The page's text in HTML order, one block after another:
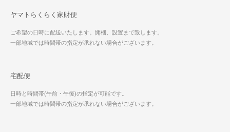
ヤマトらくらく家財便
ご希望の日時に配送いたします。開梱、設置まで致します。
一部地域では時間帯の指定が承れない場合がございます。
宅配便
日時と時間帯(午前・午後)の指定が可能です。
一部地域では時間帯の指定が承れない場合がございます。